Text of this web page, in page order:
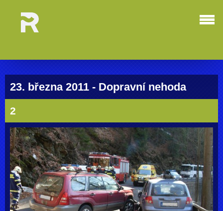
23. března 2011 - Dopravní nehoda
2